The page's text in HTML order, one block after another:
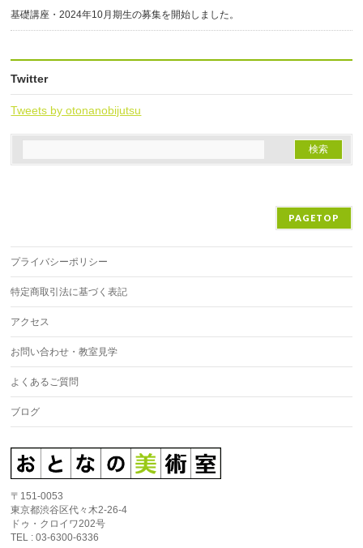
基礎講座・2024年10月期生の募集を開始しました。
Twitter
Tweets by otonanobijutsu
PAGETOP
プライバシーポリシー
特定商取引法に基づく表記
アクセス
お問い合わせ・教室見学
よくあるご質問
ブログ
〒151-0053
東京都渋谷区代々木2-26-4
ドゥ・クロイワ202号
TEL : 03-6300-6336